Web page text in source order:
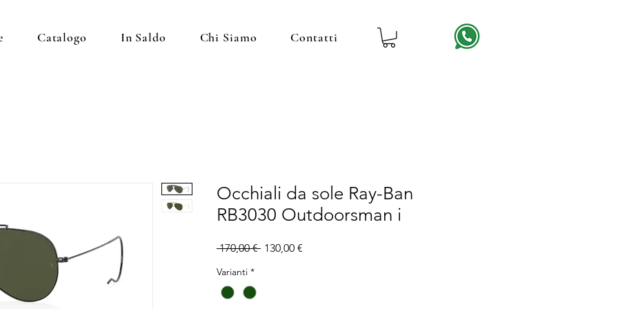
Catalogo In Saldo Chi Siamo Contatti
Occhiali da sole Ray-Ban
RB3030 Outdoorsman i
170,00 € Prezzo
130,00 €
Varianti *